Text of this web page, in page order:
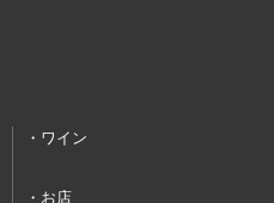
ワイン
お店